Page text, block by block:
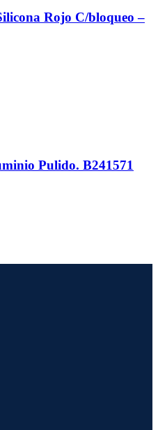
Rojo C/bloqueo –
Pulido. B241571